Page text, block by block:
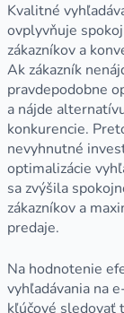
Kvalitné
ovplyvňuje
zákazníkov a
Ak zákazník
pravdepodobne
a nájde
konkurencie.
nevyhnutné
optimalizácie
sa zvýšila
zákazníkov a
predaje.
Na hodnotenie
vyhľadávania na
kľúčové sledovať